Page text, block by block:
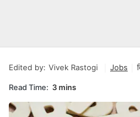
Edited by: Vivek Rastogi Jobs
Read Time: 3 mins